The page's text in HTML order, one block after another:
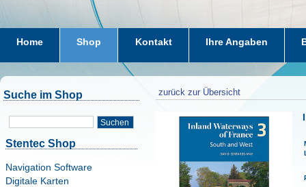
Home Shop Kontakt Ihre Angaben
Suche im Shop
Suchen
Stentec Shop
Navigation Software
Digitale Karten
zurück zur Übersicht